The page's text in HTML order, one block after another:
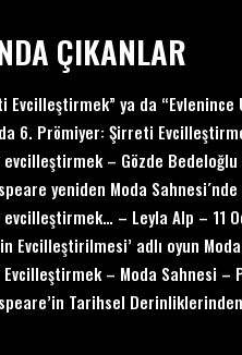
ÇIKANLAR
Evcilleştirmek” ya da
6. Prömiyer: Şirreti
– Gözde Bedeloğlu
yeniden Moda
– Leyla Alp – 11
Evcilleştirilmesi’ adlı oyun
– Moda Sahnesi –
Tarihsel